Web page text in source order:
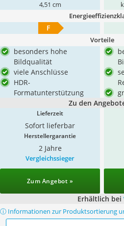
4,51 cm
F
Vorteile
besonders hohe
Bildqualität
viele Anschlüsse
HDR-
Formatunterstützung
Zu den
Lieferzeit
Sofort lieferbar
Herstellergarantie
2 Jahre
Vergleichssieger
Zum Angebot »
Erhältlich bei
ⓘ Informationen zur Produktsortierung